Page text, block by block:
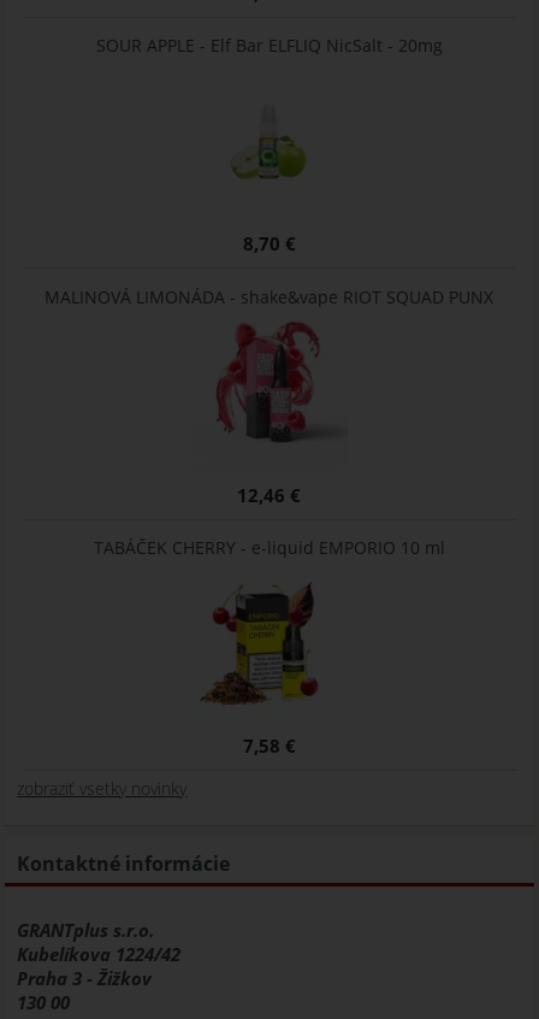
SOUR APPLE - Elf Bar ELFLIQ NicSalt - 20mg
8,70 €
MALINOVÁ LIMONÁDA - shake&vape RIOT SQUAD PUNX
12,46 €
TABÁČEK CHERRY - e-liquid EMPORIO 10 ml
7,58 €
zobraziť vsetky novinky
Kontaktné informácie
GRANTplus s.r.o.
Kubelíkova 1224/42
Praha 3 - Žižkov
130 00